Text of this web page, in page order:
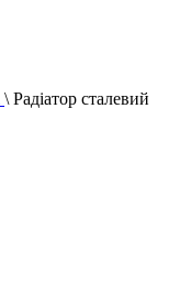
\ Радіатор сталевий